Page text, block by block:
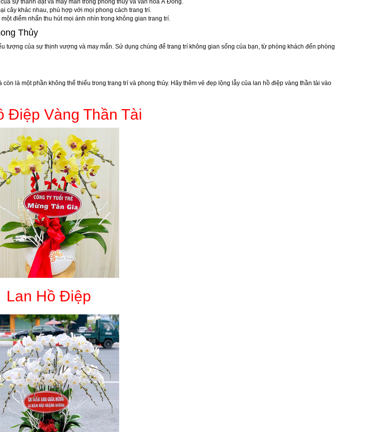
sự thành đạt và may mắn trong phong thủy và văn hóa Á Đông.
cây khác nhau, phù hợp với mọi phong cách trang trí.
điểm nhấn thu hút mọi ánh nhìn trong không gian trang trí.
Thủy
tượng của sự thịnh vượng và may mắn. Sử dụng chúng để trang trí không gian sống của bạn, từ phòng khách đến phòng
là một phần không thể thiếu trong trang trí và phong thủy. Hãy thêm vẻ đẹp lộng lẫy của lan hồ điệp vàng thần tài vào
Điệp Vàng Thần Tài
Lan Hồ Điệp